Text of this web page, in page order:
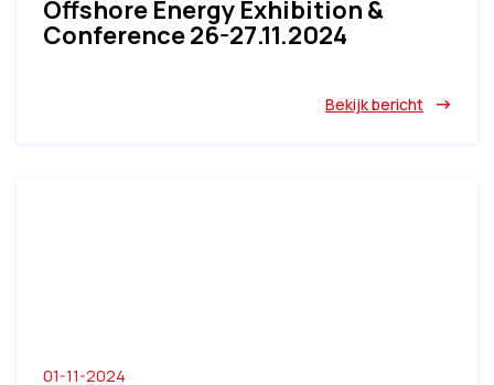
Offshore Energy Exhibition &
Conference 26-27.11.2024
Bekijk bericht
01-11-2024